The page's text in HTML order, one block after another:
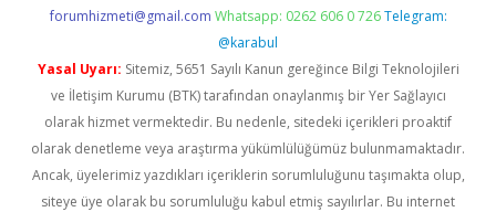
forumhizmeti@gmail.com Whatsapp: 0262 606 0 726 Telegram:
@karabul
Yasal Uyarı: Sitemiz, 5651 Sayılı Kanun gereğince Bilgi Teknolojileri
ve İletişim Kurumu (BTK) tarafından onaylanmış bir Yer Sağlayıcı
olarak hizmet vermektedir. Bu nedenle, sitedeki içerikleri proaktif
olarak denetleme veya araştırma yükümlülüğümüz bulunmamaktadır.
Ancak, üyelerimiz yazdıkları içeriklerin sorumluluğunu taşımakta olup,
siteye üye olarak bu sorumluluğu kabul etmiş sayılırlar. Bu internet